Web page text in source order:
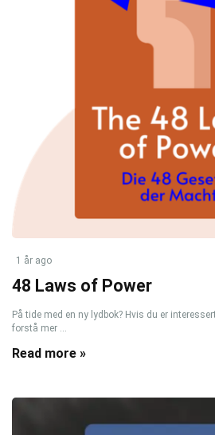
1 år ago
48 Laws of Power
På tide med en ny lydbok? Hvis du er
forstå mer ...
Read more »